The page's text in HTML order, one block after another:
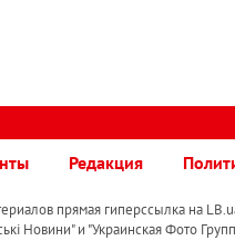
Редакция
прямая гиперссылка на
Новини" и "Украинская Фото